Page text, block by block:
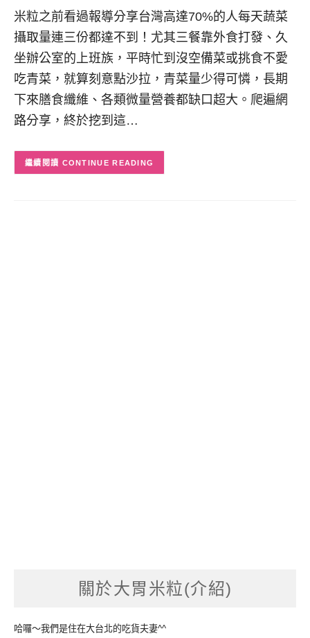
米粒之前看過報導分享台灣高達70%的人每天蔬菜
攝取量連三份都達不到！尤其三餐靠外食打發、久
坐辦公室的上班族，平時忙到沒空備菜或挑食不愛
吃青菜，就算刻意點沙拉，青菜量少得可憐，長期
下來膳食纖維、各類微量營養都缺口超大。爬遍網
路分享，終於挖到這…
CONTINUE READING
關於大胃米粒(介紹)
哈囉～我們是住在大台北的吃貨夫妻^^